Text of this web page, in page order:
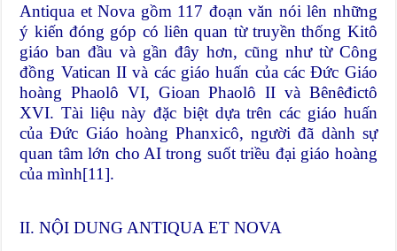
Antiqua et Nova gồm 117 đoạn văn nói lên những
ý kiến đóng góp có liên quan từ truyền thống Kitô
giáo ban đầu và gần đây hơn, cũng như từ Công
đồng Vatican II và các giáo huấn của các Đức Giáo
hoàng Phaolô VI, Gioan Phaolô II và Bênêđictô
XVI. Tài liệu này đặc biệt dựa trên các giáo huấn
của Đức Giáo hoàng Phanxicô, người đã dành sự
quan tâm lớn cho AI trong suốt triều đại giáo hoàng
của mình[11].
II. NỘI DUNG ANTIQUA ET NOVA